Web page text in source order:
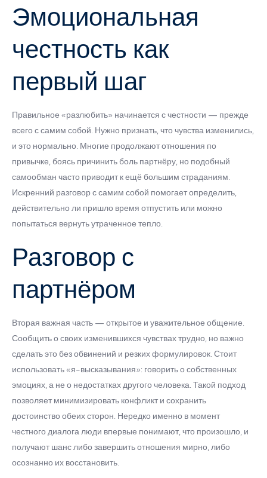
Эмоциональная
честность как
первый шаг
Правильное «разлюбить» начинается с честности — прежде
всего с самим собой. Нужно признать, что чувства изменились,
и это нормально. Многие продолжают отношения по
привычке, боясь причинить боль партнёру, но подобный
самообман часто приводит к ещё большим страданиям.
Искренний разговор с самим собой помогает определить,
действительно ли пришло время отпустить или можно
попытаться вернуть утраченное тепло.
Разговор с
партнёром
Вторая важная часть — открытое и уважительное общение.
Сообщить о своих изменившихся чувствах трудно, но важно
сделать это без обвинений и резких формулировок. Стоит
использовать «я-высказывания»: говорить о собственных
эмоциях, а не о недостатках другого человека. Такой подход
позволяет минимизировать конфликт и сохранить
достоинство обеих сторон. Нередко именно в момент
честного диалога люди впервые понимают, что произошло, и
получают шанс либо завершить отношения мирно, либо
осознанно их восстановить.